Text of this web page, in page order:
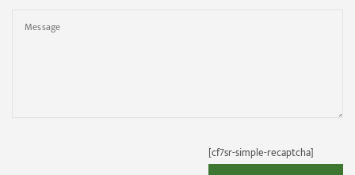
[cf7sr-simple-recaptcha]